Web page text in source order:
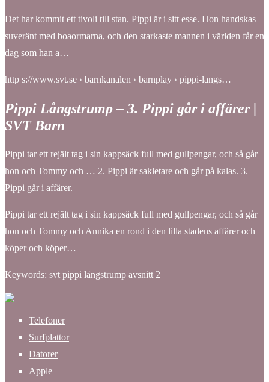
Det har kommit ett tivoli till stan. Pippi är i sitt esse. Hon handskas
suveränt med boaormarna, och den starkaste mannen i världen får en
dag som han a…
http s://www.svt.se › barnkanalen › barnplay › pippi-langs…
Pippi Långstrump – 3. Pippi går i affärer |
SVT Barn
Pippi tar ett rejält tag i sin kappsäck full med gullpengar, och så går
hon och Tommy och … 2. Pippi är sakletare och går på kalas. 3.
Pippi går i affärer.
Pippi tar ett rejält tag i sin kappsäck full med gullpengar, och så går
hon och Tommy och Annika en rond i den lilla stadens affärer och
köper och köper…
Keywords: svt pippi långstrump avsnitt 2
Telefoner
Surfplattor
Datorer
Apple